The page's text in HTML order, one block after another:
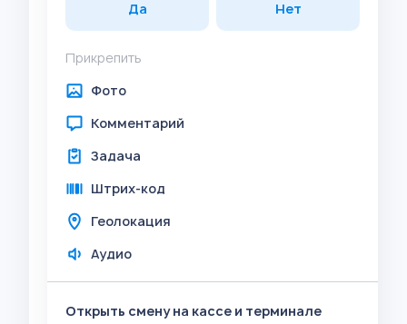
Да Нет
Прикрепить
Фото
Комментарий
Задача
Штрих-код
Геолокация
Аудио
Открыть смену на кассе и терминале